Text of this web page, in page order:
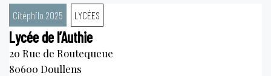
Citéphilo 2025 LYCÉES
Lycée de l’Authie
20 Rue de Routequeue
80600 Doullens